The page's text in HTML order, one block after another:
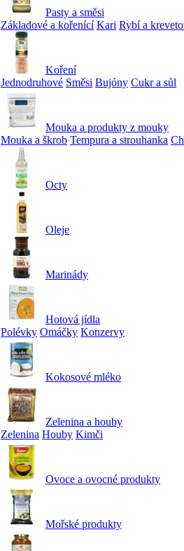
Pasty a směsi
Základové a kořenící Kari Rybí a
Koření
Jednodruhové Směsi Bujóny Cukr a sůl
Mouka a produkty z mouky
Mouka a škrob Tempura a strouhanka
Octy
Oleje
Marinády
Hotová jídla
Polévky Omáčky Konzervy
Kokosové mléko
Zelenina a houby
Zelenina Houby Kimči
Ovoce a ovocné produkty
Mořské produkty